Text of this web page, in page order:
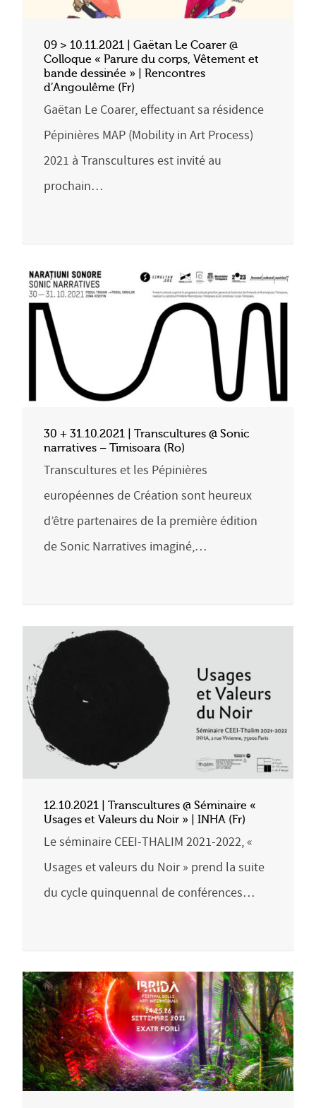
09 > 10.11.2021 | Gaëtan Le Coarer @
Colloque « Parure du corps, Vêtement et
bande dessinée » | Rencontres
d’Angoulême (Fr)
Gaëtan Le Coarer, effectuant sa résidence
Pépinières MAP (Mobility in Art Process)
2021 à Transcultures est invité au
prochain…
30 + 31.10.2021 | Transcultures @ Sonic
narratives – Timisoara (Ro)
Transcultures et les Pépinières
européennes de Création sont heureux
d’être partenaires de la première édition
de Sonic Narratives imaginé,…
12.10.2021 | Transcultures @ Séminaire «
Usages et Valeurs du Noir » | INHA (Fr)
Le séminaire CEEI-THALIM 2021-2022, «
Usages et valeurs du Noir » prend la suite
du cycle quinquennal de conférences…